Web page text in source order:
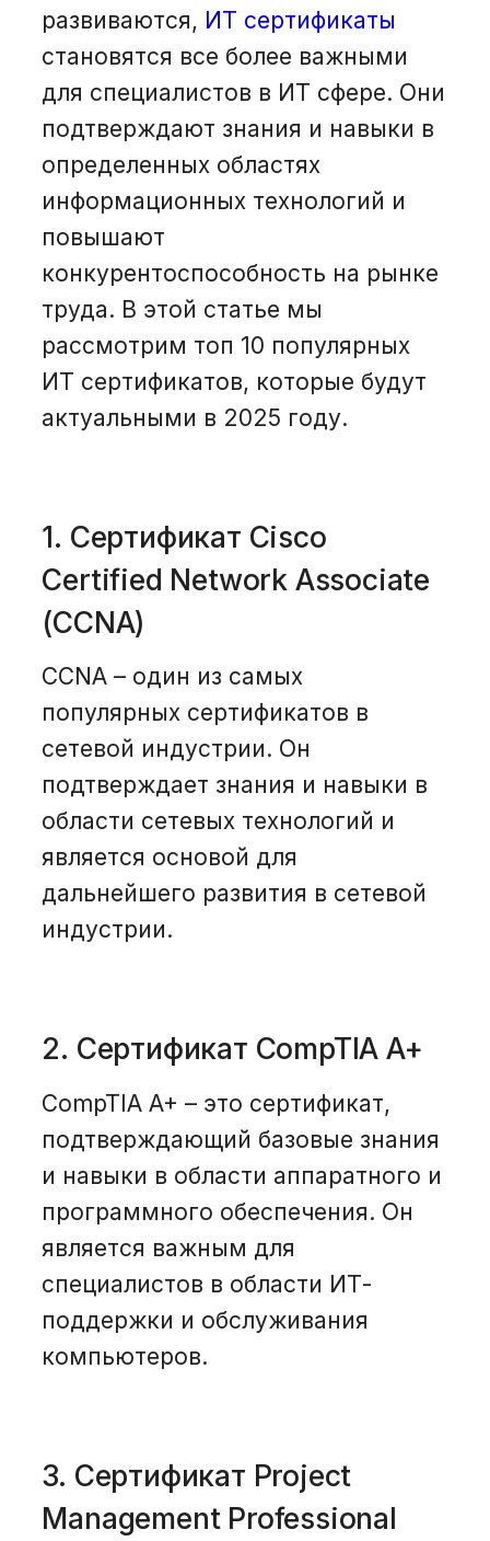
+374 44 00 15 18
+7 800 200 15 18
Получить консультацию
развиваются, ИТ сертификаты
становятся все более важными
для специалистов в ИТ сфере. Они
подтверждают знания и навыки в
определенных областях
информационных технологий и
повышают
конкурентоспособность на рынке
труда. В этой статье мы
рассмотрим топ 10 популярных
ИТ сертификатов, которые будут
актуальными в 2025 году.
1. Сертификат Cisco
Certified Network Associate
(CCNA)
CCNA – один из самых
популярных сертификатов в
сетевой индустрии. Он
подтверждает знания и навыки в
области сетевых технологий и
является основой для
дальнейшего развития в сетевой
индустрии.
2. Сертификат CompTIA A+
CompTIA A+ – это сертификат,
подтверждающий базовые знания
и навыки в области аппаратного и
программного обеспечения. Он
является важным для
специалистов в области ИТ-
поддержки и обслуживания
компьютеров.
3. Сертификат Project
Management Professional